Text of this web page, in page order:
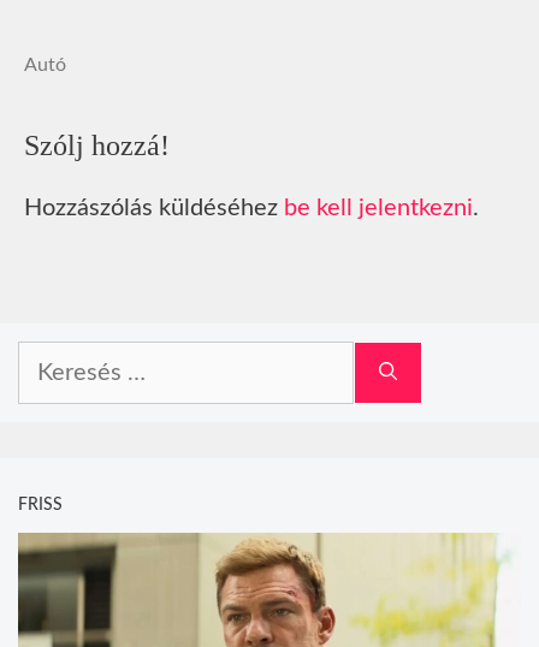
Autó
Szólj hozzá!
Hozzászólás küldéséhez be kell jelentkezni.
FRISS